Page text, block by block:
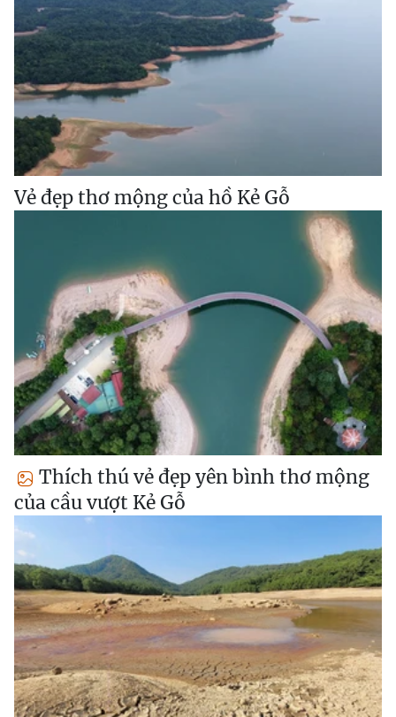
Vẻ đẹp thơ mộng của hồ Kẻ Gỗ
Thích thú vẻ đẹp yên bình thơ mộng
của cầu vượt Kẻ Gỗ